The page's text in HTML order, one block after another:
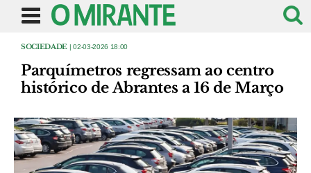
SOCIEDADE | 02-03-2026 18:00
Parquímetros regressam ao centro
histórico de Abrantes a 16 de Março